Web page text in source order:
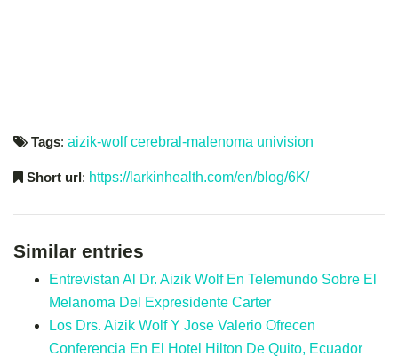
Tags: aizik-wolf cerebral-malenoma univision
Short url: https://larkinhealth.com/en/blog/6K/
Similar entries
Entrevistan Al Dr. Aizik Wolf En Telemundo Sobre El
Melanoma Del Expresidente Carter
Los Drs. Aizik Wolf Y Jose Valerio Ofrecen
Conferencia En El Hotel Hilton De Quito, Ecuador